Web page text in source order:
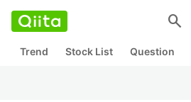
search
Trend Stock List Question